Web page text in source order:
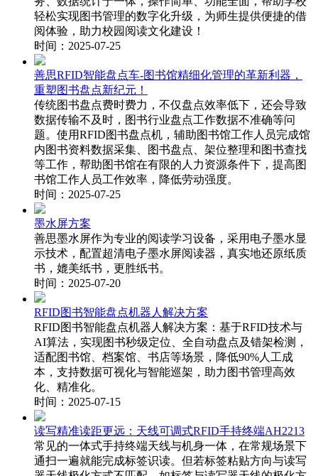
轻松实现图书管理的数字化升级，为师生提供便捷的借
阅体验，助力校园阅读文化建设！
时间：2025-07-25
善思RFID智能盘点车-图书馆精细化管理的革新利器，
重塑图书盘点新纪元！
传统图书盘点费时费力，不仅盘点效率低下，还会导致
数据传输不及时，图书行业盘点工作数据不准确等问
题。使用RFID图书盘点机，辅助图书馆工作人员完成馆
内图书资料数据采集、图书盘点、架位整理和图书查找
等工作，帮助图书馆在有限的人力资源条件下，提高图
书馆工作人员工作效率，降低劳动强度。
时间：2025-07-25
墨水屏方案
善思墨水屏作为专业的阅读学习设备，采用电子墨水显
示技术，配置超清电子墨水屏阅读器，真实地还原纸质
书，媲美纸书，更胜纸书。
时间：2025-07-20
RFID图书智能盘点机器人解决方案
RFID图书智能盘点机器人解决方案：基于RFID技术与
AI算法，实现图书秒级定位、全自动盘点及错架检测，
适配图书馆、档案馆、书店等场景，降低90%人工成
本，支持数据可视化与智能巡架，助力图书管理高效
化、精准化。
时间：2025-07-15
读写精准读距更远：天线可调式RFID手持终端AH2213
常见的一体式手持终端天线与机身一体，在常规场景下
通扫一遍就能完成标签识读。但若标签粘贴方向与读写